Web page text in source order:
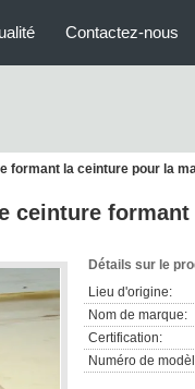
Contactez-nous
formant la ceinture pour la
ceinture
Détails sur le
Lieu d'origine:
Nom de marque:
Certification:
Numéro de